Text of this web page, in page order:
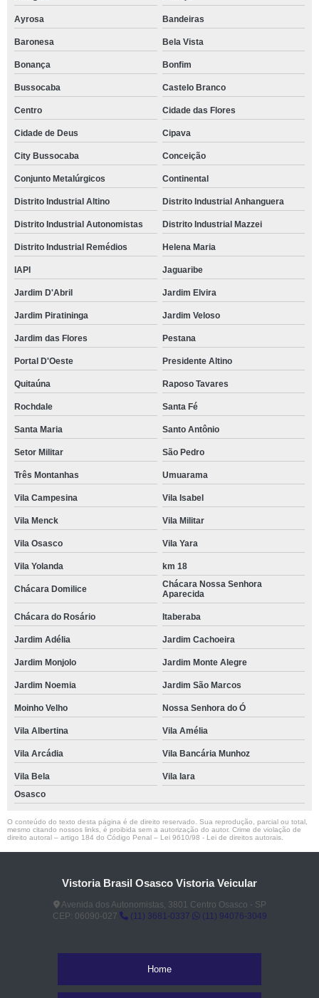
Ayrosa Bandeiras
Baronesa Bela Vista
Bonança Bonfim
Bussocaba Castelo Branco
Centro Cidade das Flores
Cidade de Deus Cipava
City Bussocaba Conceição
Conjunto Metalúrgicos Continental
Distrito Industrial Altino Distrito Industrial Anhanguera
Distrito Industrial Autonomistas Distrito Industrial Mazzei
Distrito Industrial Remédios Helena Maria
IAPI Jaguaribe
Jardim D'Abril Jardim Elvira
Jardim Piratininga Jardim Veloso
Jardim das Flores Pestana
Portal D'Oeste Presidente Altino
Quitaúna Raposo Tavares
Rochdale Santa Fé
Santa Maria Santo Antônio
Setor Militar São Pedro
Três Montanhas Umuarama
Vila Campesina Vila Isabel
Vila Menck Vila Militar
Vila Osasco Vila Yara
Vila Yolanda km 18
Chácara Domilice
Chácara Nossa Senhora
Aparecida
Chácara do Rosário Itaberaba
Jardim Adélia Jardim Cachoeira
Jardim Monjolo Jardim Monte Alegre
Jardim Noemia Jardim São Marcos
Moinho Velho Nossa Senhora do Ó
Vila Albertina Vila Amélia
Vila Arcádia Vila Bancária Munhoz
Vila Bela
Vila Iara
Osasco
O conteúdo do texto desta página é de direito reservado. Sua reprodução, parcial ou total,
mesmo citando nossos links, é proibida sem a autorização do autor. Crime de violação de
direito autoral – artigo 184 do Código Penal – Lei 9610/98 - Lei de direitos autorais
Vistoria Brasil Osasco Vistoria Veicular
Avenida dos Autonomistas, 3801 Centro Osasco - SP
CEP: 06090-027
(11) 3681-0337 (11) 94076-3049
Home